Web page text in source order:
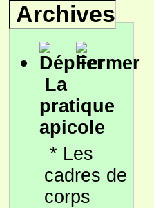
Archives
La
pratique
apicole
* Les
cadres de
corps